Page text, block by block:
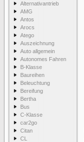
Alternativantrieb
AMG
Antos
Arocs
Atego
Auszeichnung
Auto allgemein
Autonomes Fahren
B-Klasse
Baureihen
Beleuchtung
Bereifung
Bertha
Bus
C-Klasse
car2go
Citan
CL